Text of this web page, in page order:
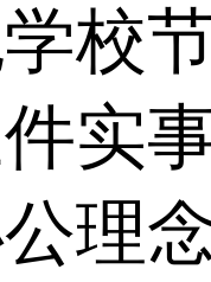
校
实
理